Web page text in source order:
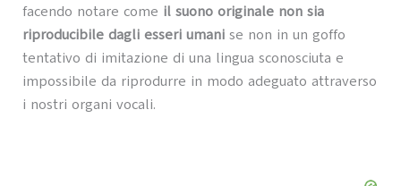
facendo notare come il suono originale non sia
riproducibile dagli esseri umanise non in un goffo
tentativo di imitazione di una lingua sconosciuta e
impossibile da riprodurre in modo adeguato attraverso
i nostri organi vocali.